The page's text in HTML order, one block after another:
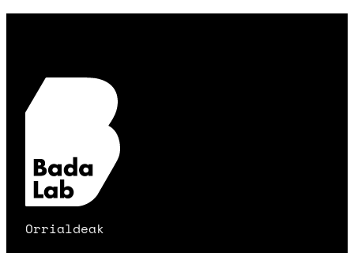
Orrialdeak